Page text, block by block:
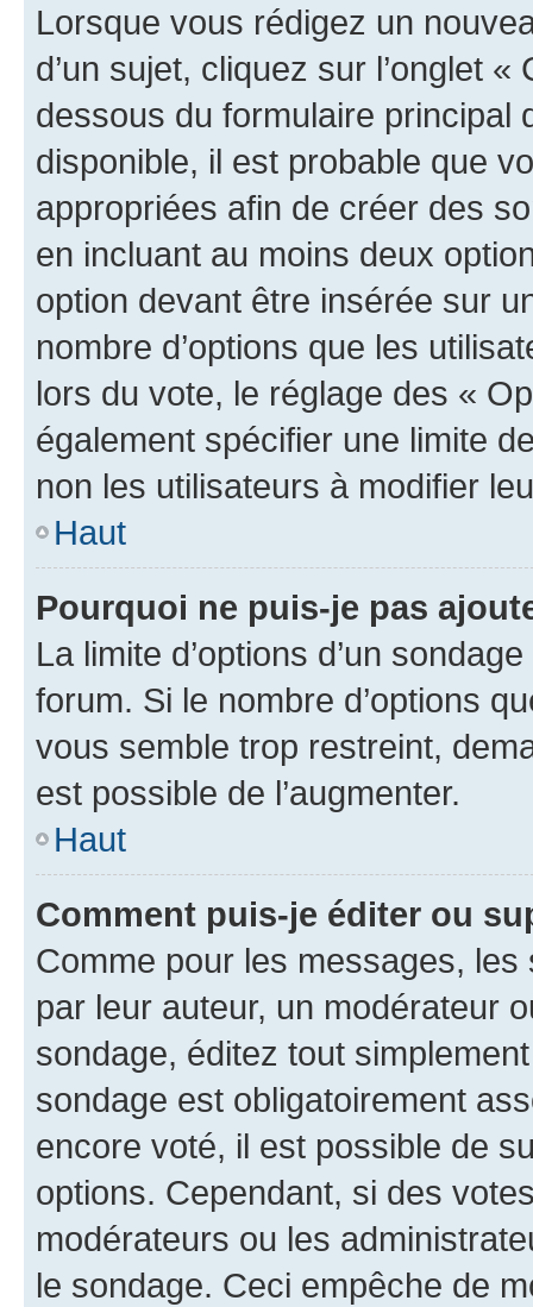
Lorsque vous rédigez un
d’un sujet, cliquez sur l’onglet
dessous du formulaire principal
disponible, il est probable que
appropriées afin de créer des
en incluant au moins deux
option devant être insérée sur
nombre d’options que les
lors du vote, le réglage des «
également spécifier une limite
non les utilisateurs à modifier
Haut
Pourquoi ne puis-je pas
La limite d’options d’un
forum. Si le nombre d’options
vous semble trop restreint,
est possible de l’augmenter.
Haut
Comment puis-je éditer ou
Comme pour les messages,
par leur auteur, un modérateur
sondage, éditez tout
sondage est obligatoirement
encore voté, il est possible de
options. Cependant, si des
modérateurs ou les
le sondage. Ceci empêche de